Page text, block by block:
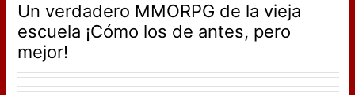
Un verdadero MMORPG de la vieja
escuela ¡Cómo los de antes, pero
mejor!